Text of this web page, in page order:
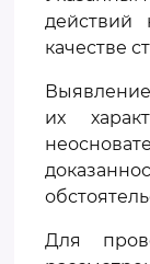
действий
качестве
их
Для